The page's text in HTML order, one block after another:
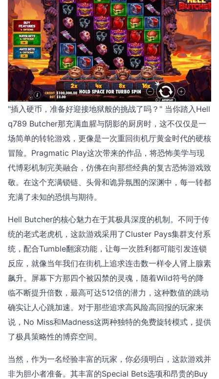
"插入硬币，准备好迎接地狱般的挑战了吗？" 当你踏入Hell
q789 Butcher那充满血腥与阴影的厨房时，这不仅仅是一
场简单的转轮游戏，更像是一次重回街机厅黄金时代的硬核
冒险。Pragmatic Play这次带来的作品，将恐怖美学与现
代博彩机制完美融合，仿佛在向那些经典的复古恐怖游戏致
敬。在这个充满锁链、头骨和诡异氛围的深渊中，每一转都
充满了未知的恐惧与期待。
Hell Butcher的核心魅力在于其极具深度的机制。不同于传
统的老式老虎机，这款游戏采用了Cluster Pays集群支付系
统，配合Tumble翻滚功能，让每一次胜利都可能引发连锁
反应，就像当年我们在街机上追求连击数一样令人肾上腺素
飙升。屏幕下方那四个被囚禁的灵魂，随着Wild符号的降
临不断提升倍数，最高可达512倍的潜力，这种数值的跳动
确实让人心跳加速。对于那些追求高风险高回报的玩家来
说，No Miss和Madness这两种独特的免费旋转模式，提供
了极具策略性的博弈空间。
当然，作为一名经验丰富的玩家，你必须明白，这款游戏并
非为胆小者准备。其丰富的Special Bets选项和昂贵的Buy